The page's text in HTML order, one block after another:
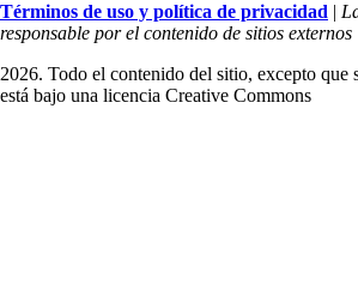
Términos de uso y política de privacidad |
responsable por el contenido de sitios externos
2026. Todo el contenido del sitio, excepto que
está bajo una licencia Creative Commons